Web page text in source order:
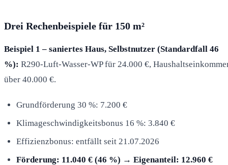
Drei Rechenbeispiele für 150 m²
Beispiel 1 – saniertes Haus, Selbstnutzer (Standardfall 46
%): R290-Luft-Wasser-WP für 24.000 €,
über 40.000 €.
Grundförderung 30 %: 7.200 €
Klimageschwindigkeitsbonus 16 %: 3.840 €
Effizienzbonus: entfällt seit 21.07.2026
Förderung: 11.040 € (46 %) → Eigenanteil: 12.960 €